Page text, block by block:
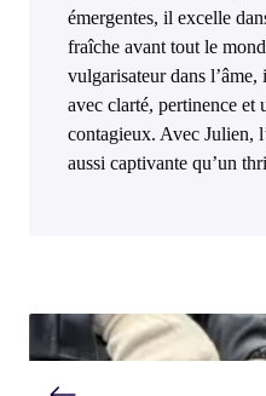
émergentes, il excelle
fraîche avant tout le
vulgarisateur dans
avec clarté, pertinence et
contagieux. Avec Julien,
aussi captivante qu’un